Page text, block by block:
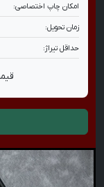
امکان چاپ اختصاصی:
زمان تحویل:
حداقل تیراژ: